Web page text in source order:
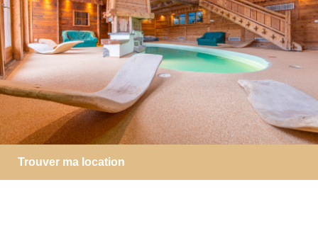
Trouver ma location